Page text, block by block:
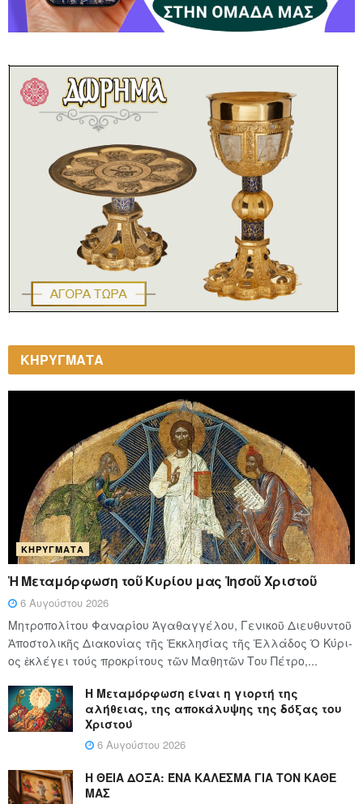
ΚΗΡΥΓΜΑΤΑ
ΚΗΡΎΓΜΑΤΑ
Ἡ Μεταμόρφωση τοῦ Κυρίου μας Ἰησοῦ Χριστοῦ
6 Αυγούστου 2026
Μητροπολίτου Φαναρίου Ἀγαθαγγέλου, Γενικοῦ Διευθυντοῦ
Ἀποστολικῆς Διακονίας τῆς Ἐκκλησίας τῆς Ἑλλάδος Ὁ Κύ­ρι­
ος ἐκλέγει τούς προ­κρί­τους τῶν Μα­θη­τῶν Του Πέ­τρο,...
Η Μεταμόρφωση είναι η γιορτή της
αλήθειας, της αποκάλυψης της δόξας του
Χριστού
6 Αυγούστου 2026
Η ΘΕΙΑ ΔΟΞΑ: ΈΝΑ ΚΑΛΕΣΜΑ ΓΙΑ ΤΟΝ ΚΑΘΕ
ΜΑΣ